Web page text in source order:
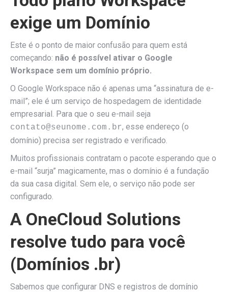
exige um Domínio
Este é o ponto de maior confusão para quem está
começando: não é possível ativar o Google
Workspace sem um domínio próprio.
O Google Workspace não é apenas uma “assinatura de e-
mail”; ele é um serviço de hospedagem de identidade
empresarial. Para que o seu e-mail seja
contato@seunome.com.br, esse endereço (o
domínio) precisa ser registrado e verificado.
Muitos profissionais contratam o pacote esperando que o
e-mail “surja” magicamente, mas o domínio é a fundação
da sua casa digital. Sem ele, o serviço não pode ser
configurado.
A OneCloud Solutions
resolve tudo para você
(Domínios .br)
Sabemos que configurar DNS e registros de domínio